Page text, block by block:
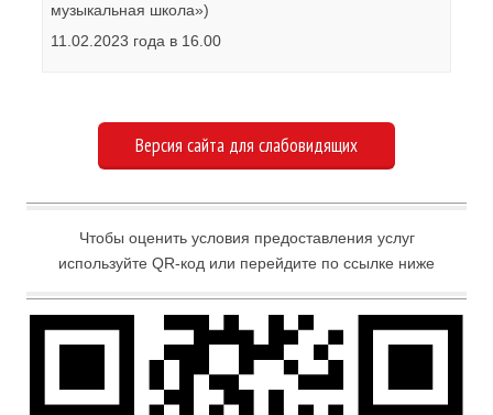
музыкальная школа»)
11.02.2023 года в 16.00
Версия сайта для слабовидящих
Чтобы оценить условия предоставления услуг
используйте QR-код или перейдите по ссылке ниже